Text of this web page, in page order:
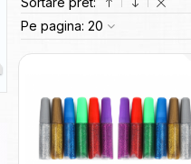
Pe pagina: 20